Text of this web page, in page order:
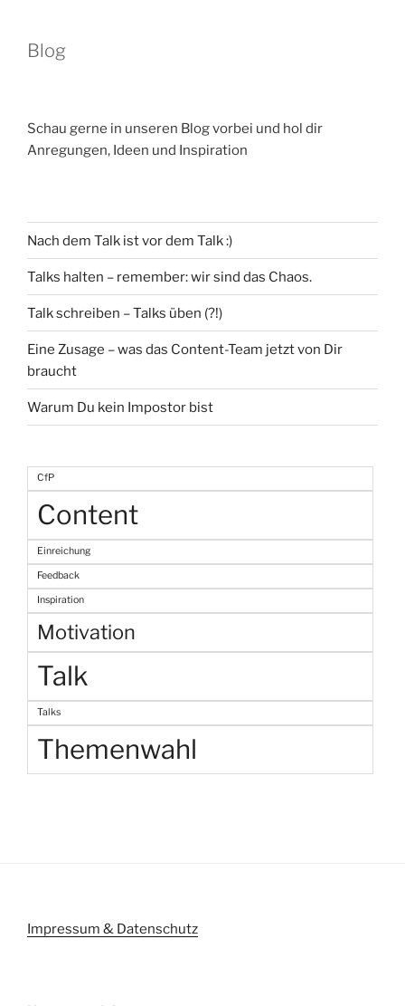
Blog
Schau gerne in unseren Blog vorbei und hol dir
Anregungen, Ideen und Inspiration
Nach dem Talk ist vor dem Talk :)
Talks halten – remember: wir sind das Chaos.
Talk schreiben – Talks üben (?!)
Eine Zusage – was das Content-Team jetzt von Dir
braucht
Warum Du kein Impostor bist
CfP
Content
Einreichung
Feedback
Inspiration
Motivation
Talk
Talks
Themenwahl
Impressum & Datenschutz